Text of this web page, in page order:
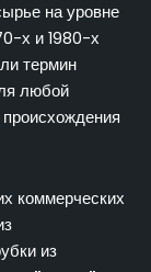
на уровне
х и 1980-х
термин
любой
происхождения
коммерческих
из